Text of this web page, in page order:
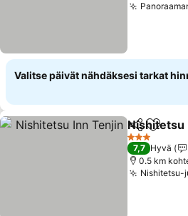
Valitse päivät nähdäksesi tarkat
Jaa Lisää
Nishitetsu
3 Tähtiluokitus
7,7 Hyvä
0.5 km
Nishitetsu-